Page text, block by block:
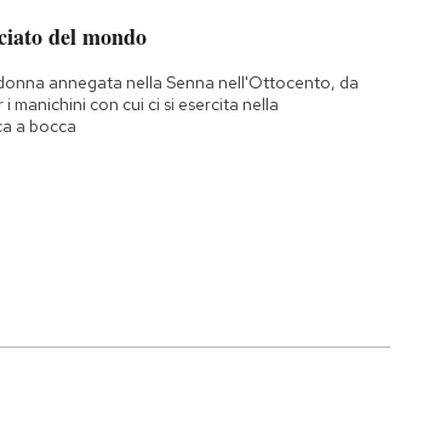
del mondo
annegata nella Senna nell'Ottocento, da
manichini con cui ci si esercita nella
a bocca